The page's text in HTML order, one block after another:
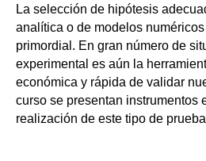
La selección de hipótesis
analítica o de modelos
primordial. En gran número de
experimental es aún la
económica y rápida de validar
curso se presentan instrumentos
realización de este tipo de